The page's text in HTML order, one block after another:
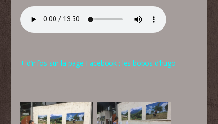
+ d’infos sur la page Facebook : les bobos d’hugo